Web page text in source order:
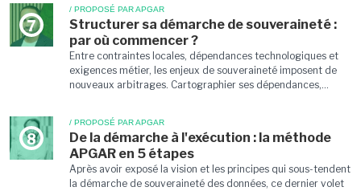
7
/ PROPOSÉ PAR APGAR
Structurer sa démarche de souveraineté :
par où commencer ?
Entre contraintes locales, dépendances technologiques et
exigences métier, les enjeux de souveraineté imposent de
nouveaux arbitrages. Cartographier ses dépendances,...
8
/ PROPOSÉ PAR APGAR
De la démarche à l'exécution : la méthode
APGAR en 5 étapes
Après avoir exposé la vision et les principes qui sous-tendent
la démarche de souveraineté des données, ce dernier volet